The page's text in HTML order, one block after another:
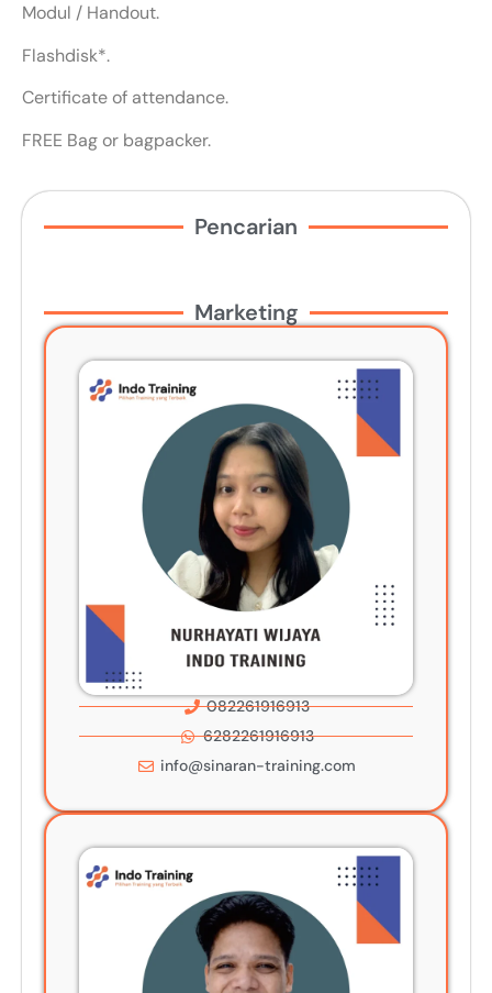
Modul / Handout.
Flashdisk*.
Certificate of attendance.
FREE Bag or bagpacker.
Pencarian
Marketing
082261916913
6282261916913
info@sinaran-training.com